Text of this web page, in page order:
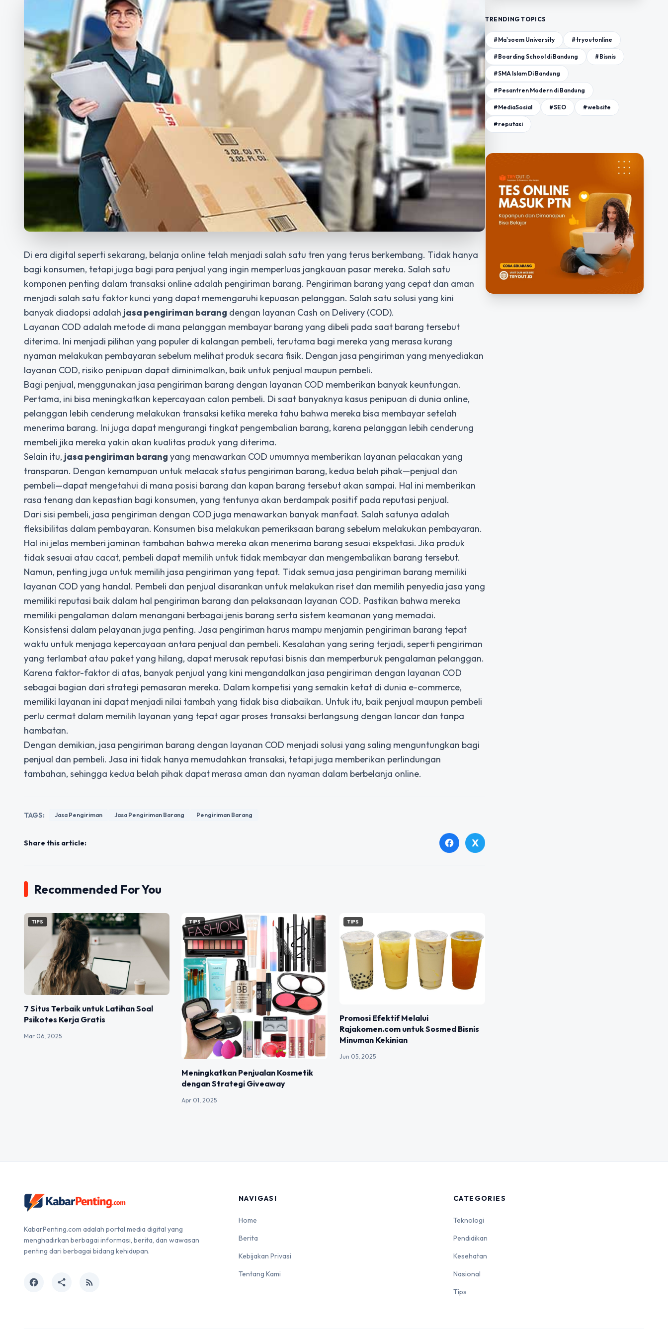
Di era digital seperti sekarang, belanja online telah menjadi salah satu tren yang terus berkembang. Tidak hanya
bagi konsumen, tetapi juga bagi para penjual yang ingin memperluas jangkauan pasar mereka. Salah satu
komponen penting dalam transaksi online adalah pengiriman barang. Pengiriman barang yang cepat dan aman
menjadi salah satu faktor kunci yang dapat memengaruhi kepuasan pelanggan. Salah satu solusi yang kini
banyak diadopsi adalah jasa pengiriman barang dengan layanan Cash on Delivery (COD).
Layanan COD adalah metode di mana pelanggan membayar barang yang dibeli pada saat barang tersebut
diterima. Ini menjadi pilihan yang populer di kalangan pembeli, terutama bagi mereka yang merasa kurang
nyaman melakukan pembayaran sebelum melihat produk secara fisik. Dengan jasa pengiriman yang menyediakan
layanan COD, risiko penipuan dapat diminimalkan, baik untuk penjual maupun pembeli.
Bagi penjual, menggunakan jasa pengiriman barang dengan layanan COD memberikan banyak keuntungan.
Pertama, ini bisa meningkatkan kepercayaan calon pembeli. Di saat banyaknya kasus penipuan di dunia online,
pelanggan lebih cenderung melakukan transaksi ketika mereka tahu bahwa mereka bisa membayar setelah
menerima barang. Ini juga dapat mengurangi tingkat pengembalian barang, karena pelanggan lebih cenderung
membeli jika mereka yakin akan kualitas produk yang diterima.
Selain itu, jasa pengiriman barang yang menawarkan COD umumnya memberikan layanan pelacakan yang
transparan. Dengan kemampuan untuk melacak status pengiriman barang, kedua belah pihak—penjual dan
pembeli—dapat mengetahui di mana posisi barang dan kapan barang tersebut akan sampai. Hal ini memberikan
rasa tenang dan kepastian bagi konsumen, yang tentunya akan berdampak positif pada reputasi penjual.
Dari sisi pembeli, jasa pengiriman dengan COD juga menawarkan banyak manfaat. Salah satunya adalah
fleksibilitas dalam pembayaran. Konsumen bisa melakukan pemeriksaan barang sebelum melakukan pembayaran.
Hal ini jelas memberi jaminan tambahan bahwa mereka akan menerima barang sesuai ekspektasi. Jika produk
tidak sesuai atau cacat, pembeli dapat memilih untuk tidak membayar dan mengembalikan barang tersebut.
Namun, penting juga untuk memilih jasa pengiriman yang tepat. Tidak semua jasa pengiriman barang memiliki
layanan COD yang handal. Pembeli dan penjual disarankan untuk melakukan riset dan memilih penyedia jasa yang
memiliki reputasi baik dalam hal pengiriman barang dan pelaksanaan layanan COD. Pastikan bahwa mereka
memiliki pengalaman dalam menangani berbagai jenis barang serta sistem keamanan yang memadai.
Konsistensi dalam pelayanan juga penting. Jasa pengiriman harus mampu menjamin pengiriman barang tepat
waktu untuk menjaga kepercayaan antara penjual dan pembeli. Kesalahan yang sering terjadi, seperti pengiriman
yang terlambat atau paket yang hilang, dapat merusak reputasi bisnis dan memperburuk pengalaman pelanggan.
Karena faktor-faktor di atas, banyak penjual yang kini mengandalkan jasa pengiriman dengan layanan COD
sebagai bagian dari strategi pemasaran mereka. Dalam kompetisi yang semakin ketat di dunia e-commerce,
memiliki layanan ini dapat menjadi nilai tambah yang tidak bisa diabaikan. Untuk itu, baik penjual maupun pembeli
perlu cermat dalam memilih layanan yang tepat agar proses transaksi berlangsung dengan lancar dan tanpa
hambatan.
Dengan demikian, jasa pengiriman barang dengan layanan COD menjadi solusi yang saling menguntungkan bagi
penjual dan pembeli. Jasa ini tidak hanya memudahkan transaksi, tetapi juga memberikan perlindungan
tambahan, sehingga kedua belah pihak dapat merasa aman dan nyaman dalam berbelanja online.
TAGS: Jasa Pengiriman Jasa Pengiriman Barang Pengiriman Barang
Share this article: facebook X
Recommended For You
TIPS
7 Situs Terbaik untuk Latihan Soal
Psikotes Kerja Gratis
Mar 06, 2025
TIPS
Meningkatkan Penjualan Kosmetik
dengan Strategi Giveaway
Apr 01, 2025
TIPS
Promosi Efektif Melalui
Rajakomen.com untuk Sosmed Bisnis
Minuman Kekinian
Jun 05, 2025
TRENDING TOPICS
#Ma'soem University #tryoutonline
#Boarding School di Bandung #Bisnis
#SMA Islam Di Bandung
#Pesantren Modern di Bandung
#MediaSosial #SEO #website
#reputasi
KabarPenting.com adalah portal media digital yang
menghadirkan berbagai informasi, berita, dan wawasan
penting dari berbagai bidang kehidupan.
facebook share rss_feed
NAVIGASI
Home
Berita
Kebijakan Privasi
Tentang Kami
CATEGORIES
Teknologi
Pendidikan
Kesehatan
Nasional
Tips